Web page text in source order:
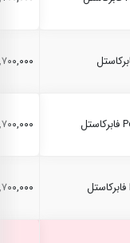
۲,۷۰۰,۰۰۰
۲,۷۰۰,۰۰۰
۲,۷۰۰,۰۰۰